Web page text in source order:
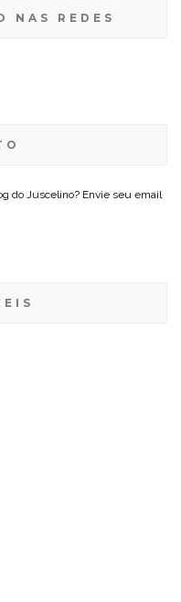
NAS REDES
do Juscelino? Envie seu email